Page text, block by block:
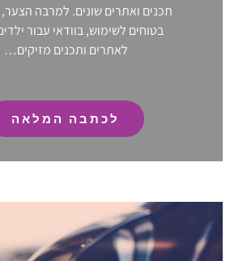
תכנים ואתרים שונים. למרבה
בטוחים לשימוש, בוודאי עבור
לאתרים ותכנים מזיקים…
לכתבה המלאה